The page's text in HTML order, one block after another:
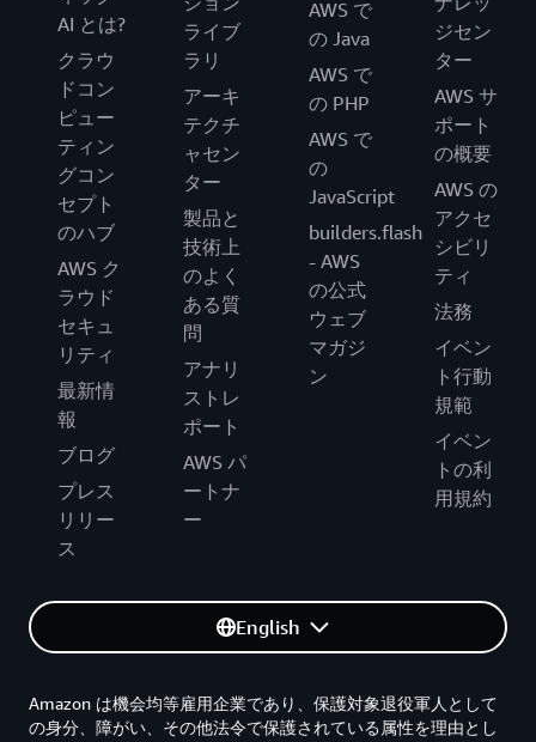
AI とは?
クラウ
ドコン
ピュー
ティン
グコン
セプト
のハブ
AWS ク
ラウド
セキュ
リティ
最新情
報
ブログ
プレス
リリー
ス
ライブ
ラリ
アーキ
テクチ
ャセン
ター
製品と
技術上
のよく
ある質
問
アナリ
ストレ
ポート
AWS パ
ートナ
ー
AWS で
の Java
AWS で
の PHP
AWS で
の
JavaScript
builders.flash
- AWS
の公式
ウェブ
マガジ
ン
ジセン
ター
AWS サ
ポート
の概要
AWS の
アクセ
シビリ
ティ
法務
イベン
ト行動
規範
イベン
トの利
用規約
English
Amazon は機会均等雇用企業であり、保護対象退役軍人として
の身分、障がい、その他法令で保護されている属性を理由とし